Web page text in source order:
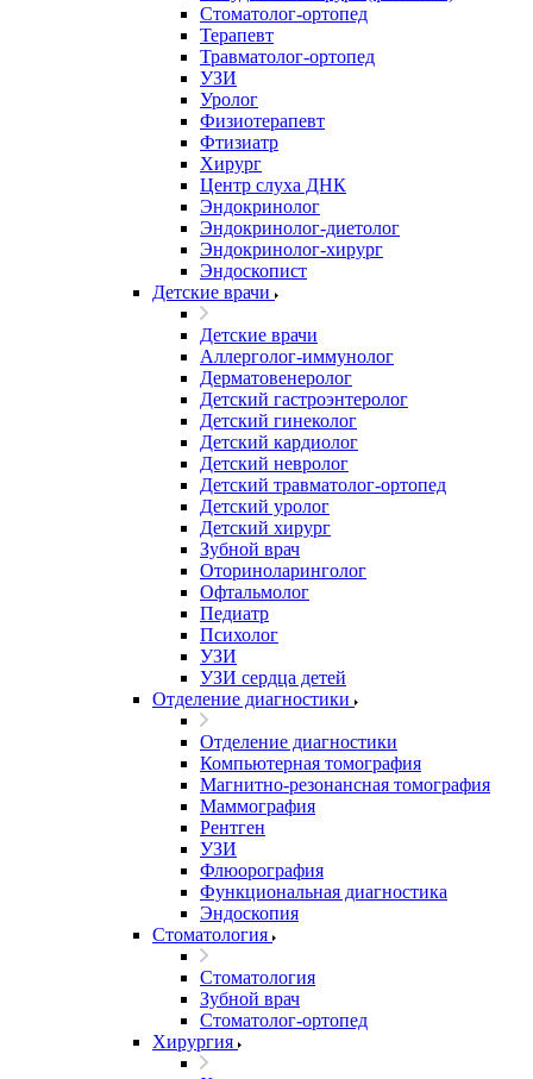
Стоматолог-ортопед
Терапевт
Травматолог-ортопед
УЗИ
Уролог
Физиотерапевт
Фтизиатр
Хирург
Центр слуха ДНК
Эндокринолог
Эндокринолог-диетолог
Эндокринолог-хирург
Эндоскопист
Детские врачи
Детские врачи
Аллерголог-иммунолог
Дерматовенеролог
Детский гастроэнтеролог
Детский гинеколог
Детский кардиолог
Детский невролог
Детский травматолог-ортопед
Детский уролог
Детский хирург
Зубной врач
Оториноларинголог
Офтальмолог
Педиатр
Психолог
УЗИ
УЗИ сердца детей
Отделение диагностики
Отделение диагностики
Компьютерная томография
Магнитно-резонансная томография
Маммография
Рентген
УЗИ
Флюорография
Функциональная диагностика
Эндоскопия
Стоматология
Стоматология
Зубной врач
Стоматолог-ортопед
Хирургия